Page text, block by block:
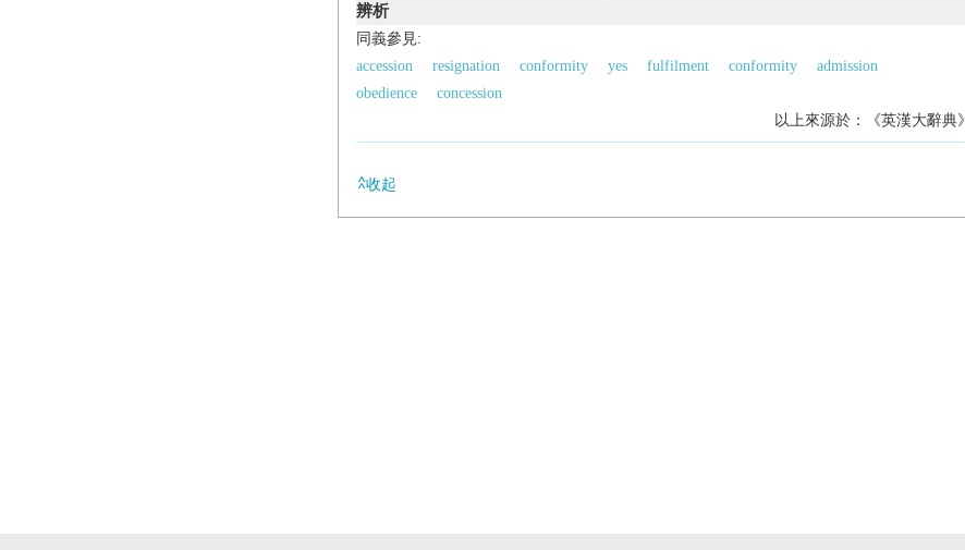
辨析
同義參見:
accession
resignation conformity yes fulfilment conformity
admission
obedience
concession
以上來源於：《英漢大辭典》
收起